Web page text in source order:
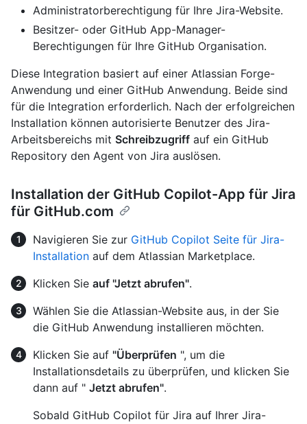
Administratorberechtigung für Ihre Jira-Website.
Besitzer- oder GitHub App-Manager-
Berechtigungen für Ihre GitHub Organisation.
Diese Integration basiert auf einer Atlassian Forge-
Anwendung und einer GitHub Anwendung. Beide sind
für die Integration erforderlich. Nach der erfolgreichen
Installation können autorisierte Benutzer des Jira-
Arbeitsbereichs mit Schreibzugriff auf ein GitHub
Repository den Agent von Jira auslösen.
Installation der GitHub Copilot-App für Jira
für GitHub.com
Navigieren Sie zur GitHub Copilot Seite für Jira-
Installation auf dem Atlassian Marketplace.
Klicken Sie auf "Jetzt abrufen".
Wählen Sie die Atlassian-Website aus, in der Sie
die GitHub Anwendung installieren möchten.
Klicken Sie auf "Überprüfen ", um die
Installationsdetails zu überprüfen, und klicken Sie
dann auf " Jetzt abrufen".
Sobald GitHub Copilot für Jira auf Ihrer Jira-